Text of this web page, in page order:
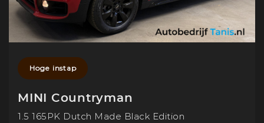
Hoge instap
MINI Countryman
1.5 165PK Dutch Made Black Edition